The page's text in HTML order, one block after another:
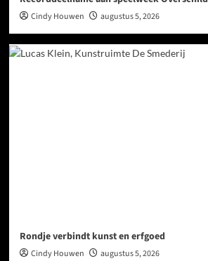
Cindy Houwen augustus 5, 2026
Rondje verbindt kunst en erfgoed
Cindy Houwen augustus 5, 2026